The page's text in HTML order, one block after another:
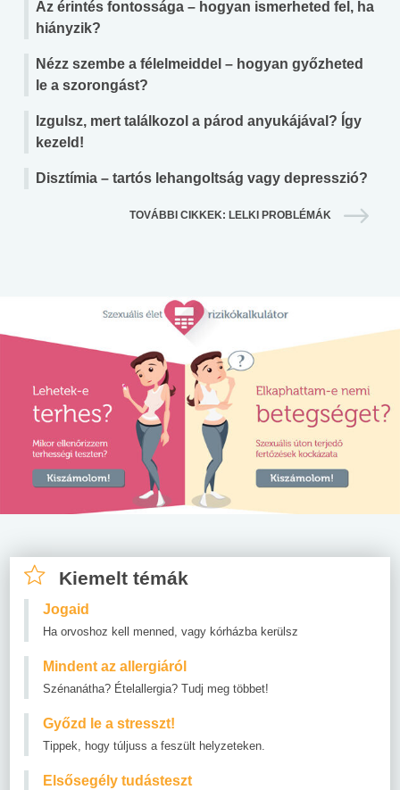
Az érintés fontossága – hogyan ismerheted fel, ha
hiányzik?
Nézz szembe a félelmeiddel – hogyan győzheted
le a szorongást?
Izgulsz, mert találkozol a párod anyukájával? Így
kezeld!
Disztímia – tartós lehangoltság vagy depresszió?
TOVÁBBI CIKKEK: LELKI PROBLÉMÁK
Kiemelt témák
Jogaid
Ha orvoshoz kell menned, vagy kórházba kerülsz
Mindent az allergiáról
Szénanátha? Ételallergia? Tudj meg többet!
Győzd le a stresszt!
Tippek, hogy túljuss a feszült helyzeteken.
Elsősegély tudásteszt